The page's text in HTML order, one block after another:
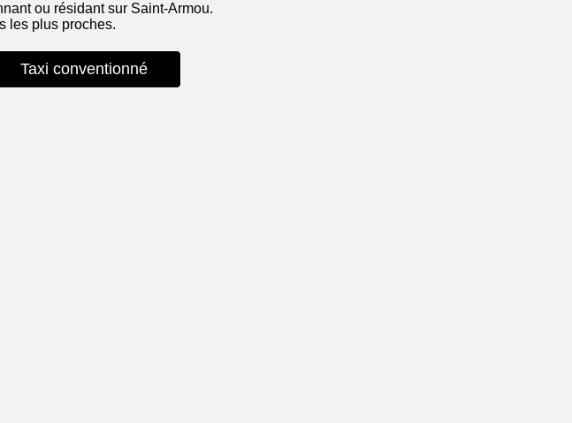
ou résidant sur Saint-Armou.
les plus proches.
Taxi conventionné